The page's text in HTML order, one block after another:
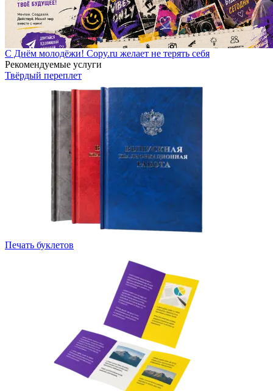
С Днём молодёжи! Copy.ru желает не терять себя
Рекомендуемые услуги
Твёрдый переплет
Печать буклетов